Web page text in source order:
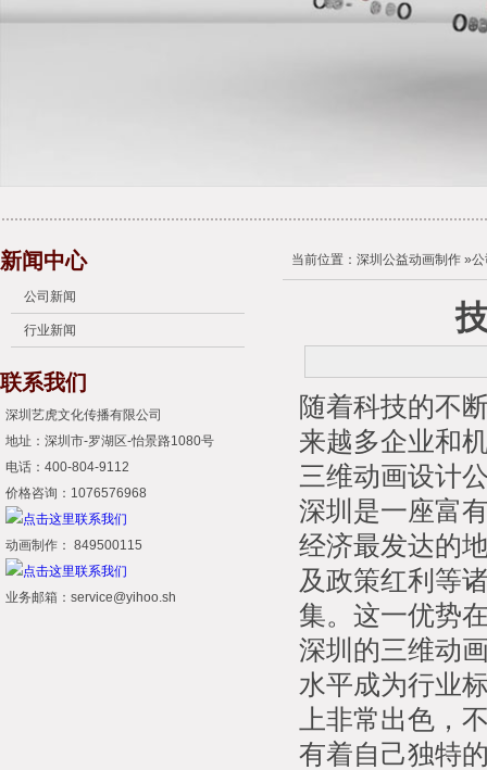
新闻中心
公司新闻
行业新闻
联系我们
深圳艺虎文化传播有限公司
地址：深圳市-罗湖区-怡景路1080号
电话：400-804-9112
价格咨询：1076576968
动画制作： 849500115
业务邮箱：service@yihoo.sh
当前位置： 深圳公益动画制作 »
随着科技的不
来越多企业和
三维动画设计
深圳是一座富
经济最发达的
及政策红利等
集。这一优势
深圳的三维动
水平成为行业
上非常出色，
有着自己独特